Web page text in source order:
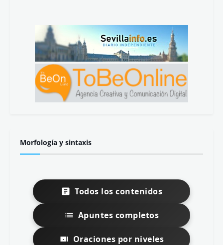
Morfología y sintaxis
Todos los contenidos
Apuntes completos
Oraciones por niveles